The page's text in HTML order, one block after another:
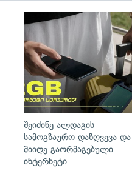
გადახედვა
შეიძინე ალდაგის
სამოგზაურო დაზღვევა და
მიიღე გაორმაგებული
ინტერნეტი